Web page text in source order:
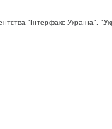
"Iнтерфакс-Україна",